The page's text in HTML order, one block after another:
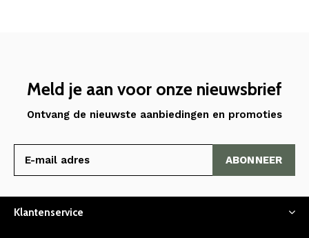
Meld je aan voor onze nieuwsbrief
Ontvang de nieuwste aanbiedingen en promoties
ABONNEER
Klantenservice